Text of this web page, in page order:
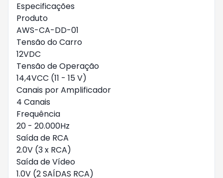
Especificações
Produto
AWS-CA-DD-01
Tensão do Carro
12VDC
Tensão de Operação
14,4VCC (11 - 15 V)
Canais por Amplificador
4 Canais
Frequência
20 - 20.000Hz
Saída de RCA
2.0V (3 x RCA)
Saída de Vídeo
1.0V (2 SAÍDAS RCA)